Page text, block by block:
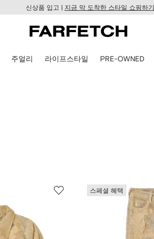
신상품 입고 | 지금 막 도착한 스타일 쇼핑하기
주얼리 라이프스타일 PRE-OWNED
스페셜 혜택